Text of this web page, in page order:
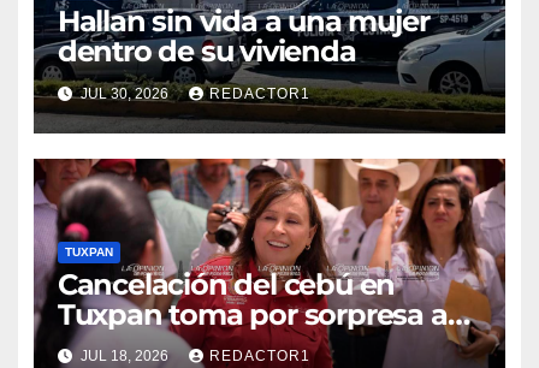
Hallan sin vida a una mujer
dentro de su vivienda
JUL 30, 2026 REDACTOR1
TUXPAN
Cancelación del cebú en
Tuxpan toma por sorpresa a
Nahle
JUL 18, 2026 REDACTOR1